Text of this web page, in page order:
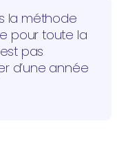
la méthode
pour toute la
pas
d’une année